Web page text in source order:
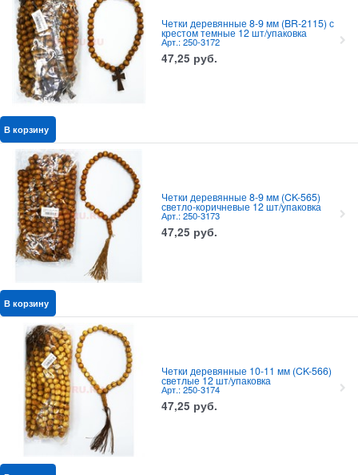
Четки деревянные 8-9 мм (BR-2115) с
крестом темные 12 шт/упаковка
Арт.: 250-3172
47,25 руб.
В корзину
Четки деревянные 8-9 мм (CK-565)
светло-коричневые 12 шт/упаковка
Арт.: 250-3173
47,25 руб.
В корзину
Четки деревянные 10-11 мм (CK-566)
светлые 12 шт/упаковка
Арт.: 250-3174
47,25 руб.